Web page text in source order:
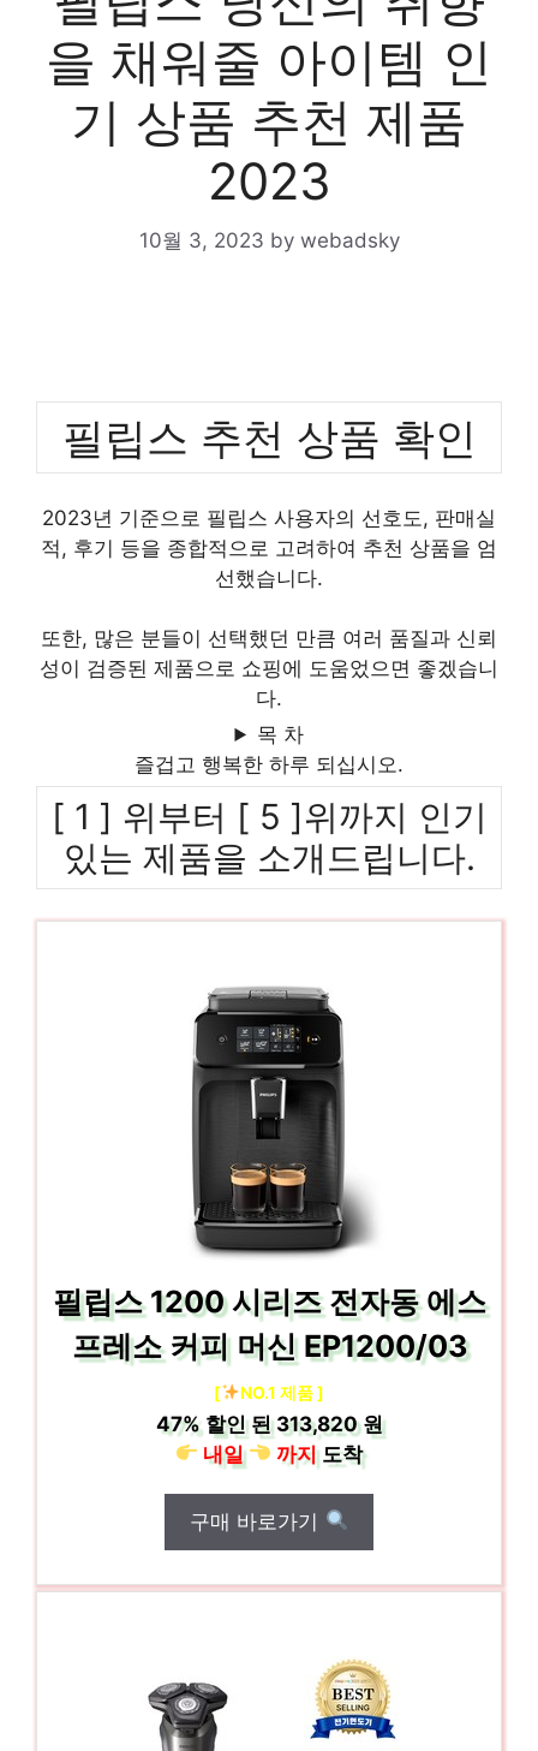
을 채워줄 아이템 인
기 상품 추천 제품
2023
10월 3, 2023 by webadsky
필립스 추천 상품 확인
2023년 기준으로 필립스 사용자의 선호도, 판매실
적, 후기 등을 종합적으로 고려하여 추천 상품을 엄
선했습니다.
또한, 많은 분들이 선택했던 만큼 여러 품질과 신뢰
성이 검증된 제품으로 쇼핑에 도움었으면 좋겠습니
다.
목 차
즐겁고 행복한 하루 되십시오.
[ 1 ] 위부터 [ 5 ]위까지 인기
있는 제품을 소개드립니다.
필립스 1200 시리즈 전자동 에스
프레소 커피 머신 EP1200/03
[ NO.1 제품 ]
47%할인 된313,820 원
내일
까지도착
구매 바로가기